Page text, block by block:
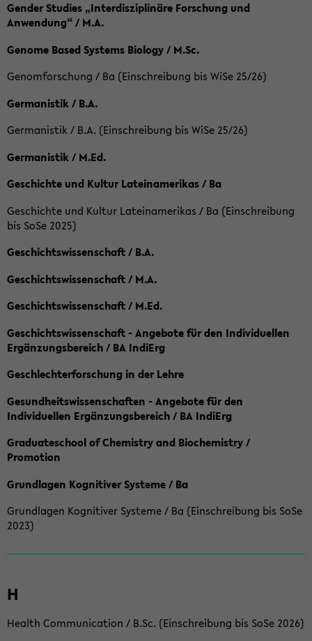
Gender Studies „Interdisziplinäre Forschung und
Anwendung“ / M.A.
Genome Based Systems Biology / M.Sc.
Genomforschung / Ba (Einschreibung bis WiSe 25/26)
Germanistik / B.A.
Germanistik / B.A. (Einschreibung bis WiSe 25/26)
Germanistik / M.Ed.
Geschichte und Kultur Lateinamerikas / Ba
Geschichte und Kultur Lateinamerikas / Ba (Einschreibung
bis SoSe 2025)
Geschichtswissenschaft / B.A.
Geschichtswissenschaft / M.A.
Geschichtswissenschaft / M.Ed.
Geschichtswissenschaft - Angebote für den Individuellen
Ergänzungsbereich / BA IndiErg
Geschlechterforschung in der Lehre
Gesundheitswissenschaften - Angebote für den
Individuellen Ergänzungsbereich / BA IndiErg
Graduateschool of Chemistry and Biochemistry /
Promotion
Grundlagen Kognitiver Systeme / Ba
Grundlagen Kognitiver Systeme / Ba (Einschreibung bis SoSe
2023)
H
Health Communication / B.Sc. (Einschreibung bis SoSe 2026)